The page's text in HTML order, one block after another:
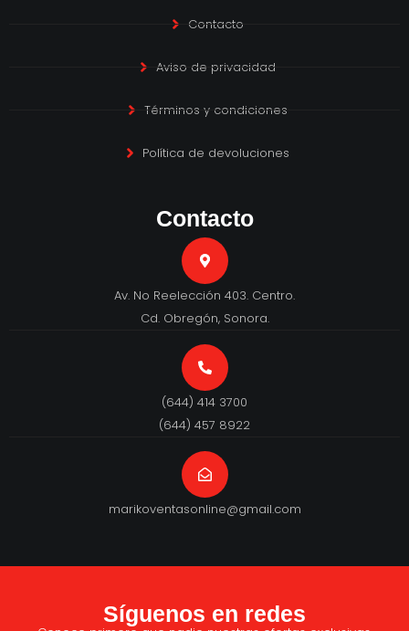
Contacto
Aviso de privacidad
Términos y condiciones
Política de devoluciones
Contacto
Av. No Reelección 403. Centro.
Cd. Obregón, Sonora.
(644) 414 3700
(644) 457 8922
marikoventasonline@gmail.com
Síguenos en redes